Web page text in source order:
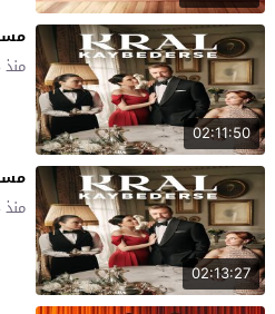
02:11:50
منذ 8 أشهر
02:13:27
منذ 8 أشهر